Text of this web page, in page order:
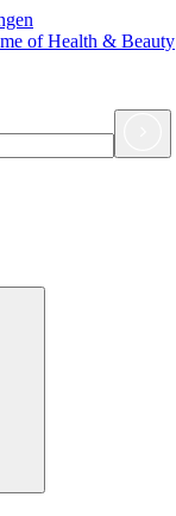
of Health & Beauty